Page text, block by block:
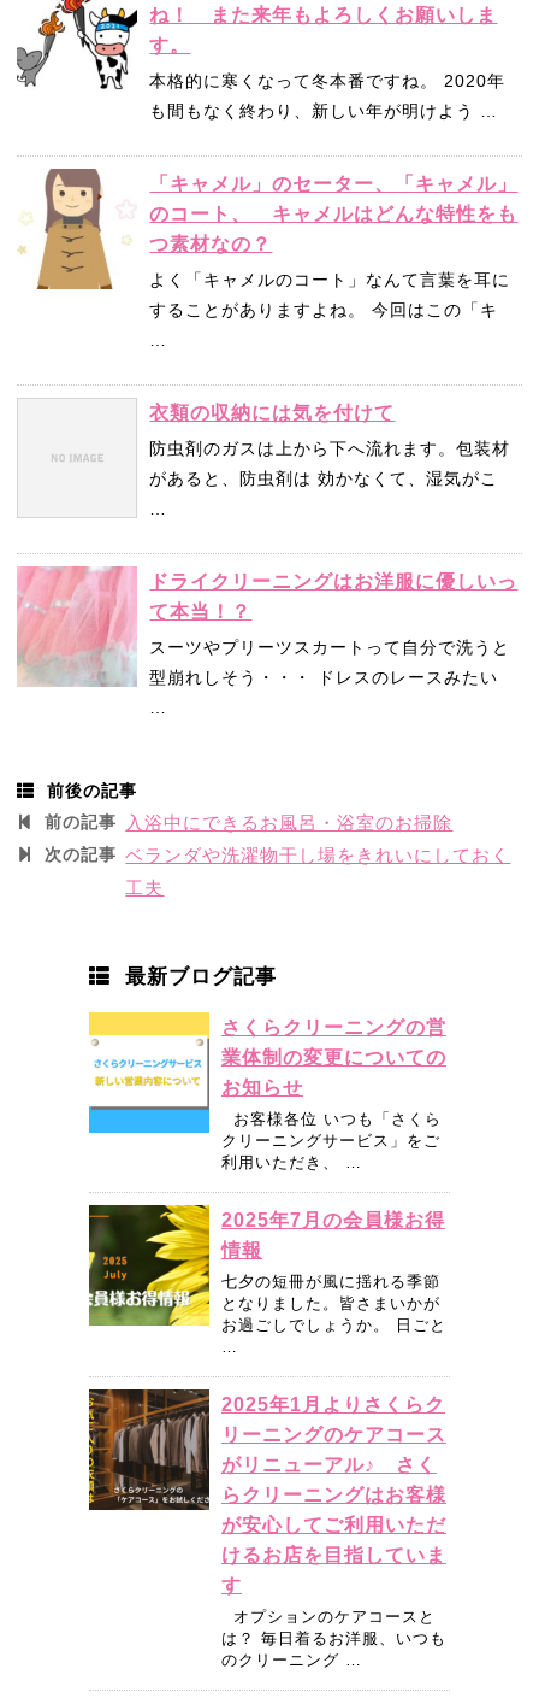
ね！ また来年もよろしくお願いしま
す。
本格的に寒くなって冬本番ですね。 2020年
も間もなく終わり、新しい年が明けよう …
「キャメル」のセーター、「キャメル」
のコート、 キャメルはどんな特性をも
つ素材なの？
よく「キャメルのコート」なんて言葉を耳に
することがありますよね。 今回はこの「キ
…
衣類の収納には気を付けて
防虫剤のガスは上から下へ流れます。包装材
があると、防虫剤は 効かなくて、湿気がこ
…
ドライクリーニングはお洋服に優しいっ
て本当！？
スーツやプリーツスカートって自分で洗うと
型崩れしそう・・・ ドレスのレースみたい
…
前後の記事
前の記事
入浴中にできるお風呂・浴室のお掃除
次の記事 ベランダや洗濯物干し場をきれいにしておく
工夫
最新ブログ記事
さくらクリーニングの営
業体制の変更についての
お知らせ
お客様各位 いつも「さくら
クリーニングサービス」をご
利用いただき、 …
2025年7月の会員様お得
情報
七夕の短冊が風に揺れる季節
となりました。皆さまいかが
お過ごしでしょうか。 日ごと
2025年1月よりさくらク
リーニングのケアコース
がリニューアル♪ さく
らクリーニングはお客様
が安心してご利用いただ
けるお店を目指していま
す
オプションのケアコースと
は？ 毎日着るお洋服、いつも
のクリーニング …